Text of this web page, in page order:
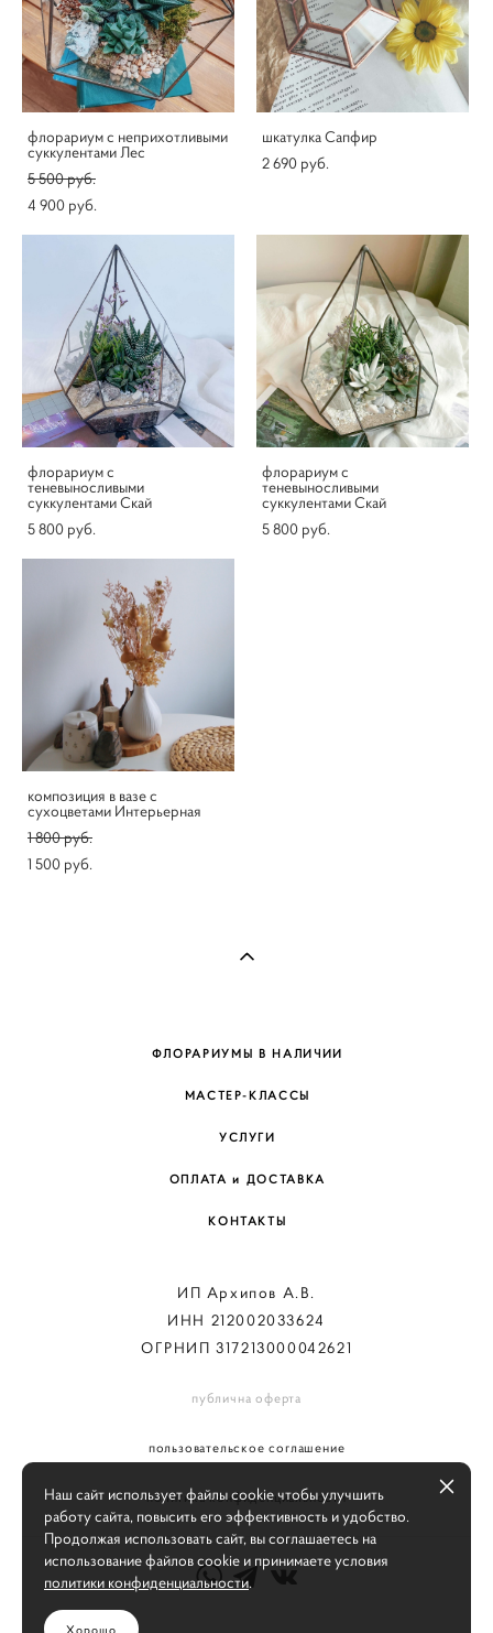
флорариум с неприхотливыми
суккулентами Лес
5 500 pуб.
4 900 pуб.
шкатулка Сапфир
2 690 pуб.
флорариум с
теневыносливыми
суккулентами Скай
5 800 pуб.
флорариум с
теневыносливыми
суккулентами Скай
5 800 pуб.
композиция в вазе с
сухоцветами Интерьерная
1 800 pуб.
1 500 pуб.
ФЛОРАРИУМЫ В НАЛИЧИИ
МАСТЕР-КЛАССЫ
УСЛУГИ
ОПЛАТА и ДОСТАВКА
КОНТАКТЫ
ИП Архипов А.В.
ИНН 212002033624
ОГРНИП 317213000042621
публична оферта
пользовательское соглашение
политика конфиденциальности
Наш сайт использует файлы cookie чтобы улучшить
работу сайта, повысить его эффективность и удобство.
Продолжая использовать сайт, вы соглашаетесь на
использование файлов cookie и принимаете условия
политики конфиденциальности.
Хорошо